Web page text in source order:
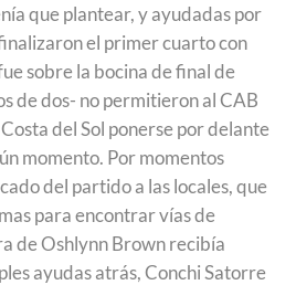
que plantear, y ayudadas por
el primer cuarto con
sobre la bocina de final de
de dos- no permitieron al CAB
del Sol ponerse por delante
momento. Por momentos
del partido a las locales, que
para encontrar vías de
de Oshlynn Brown recibía
ayudas atrás, Conchi Satorre